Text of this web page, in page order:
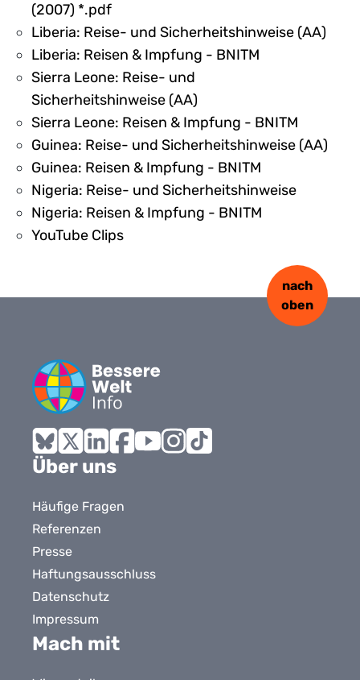
(2007) *.pdf
Liberia: Reise- und Sicherheitshinweise (AA)
Liberia: Reisen & Impfung - BNITM
Sierra Leone: Reise- und
Sicherheitshinweise (AA)
Sierra Leone: Reisen & Impfung - BNITM
Guinea: Reise- und Sicherheitshinweise (AA)
Guinea: Reisen & Impfung - BNITM
Nigeria: Reise- und Sicherheitshinweise
Nigeria: Reisen & Impfung - BNITM
YouTube Clips
Bluesky
X LinkedInFacebook
nach
oben
Über uns
Häufige Fragen
Referenzen
Presse
Haftungsausschluss
Datenschutz
Impressum
Mach mit